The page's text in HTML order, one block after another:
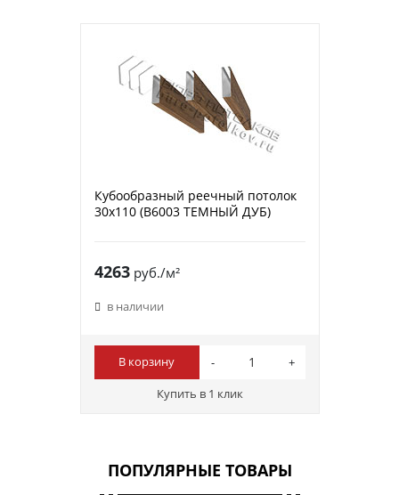
Кубообразный реечный потолок
30х110 (B6003 ТЕМНЫЙ ДУБ)
4263руб./м²
в наличии
В корзину
Купить в 1 клик
ПОПУЛЯРНЫЕ ТОВАРЫ